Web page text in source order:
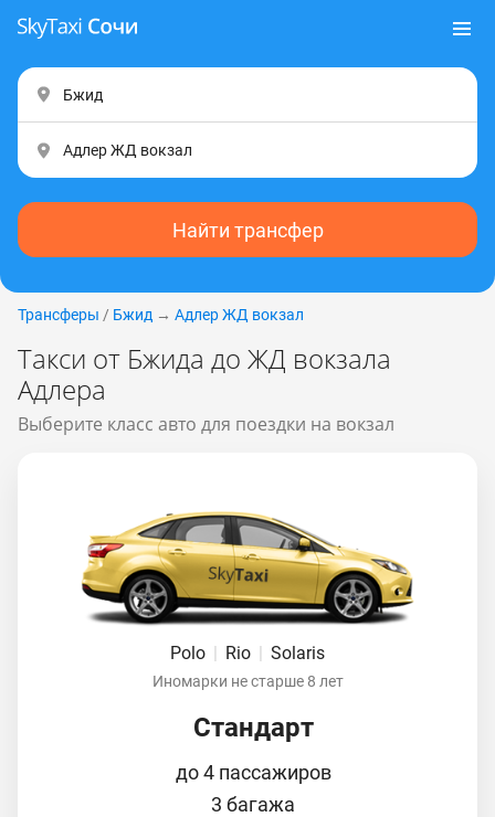
Найти трансфер
Трансферы / Бжид → Адлер ЖД вокзал
Такси от Бжида до ЖД вокзала
Адлера
Выберите класс авто для поездки на вокзал
Polo | Rio | Solaris
Иномарки не старше 8 лет
Стандарт
до 4 пассажиров
3 багажа